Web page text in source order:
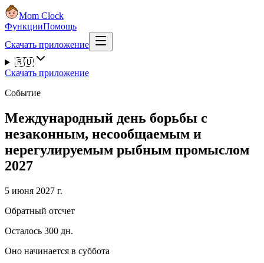
Mom Clock
ФункцииПомощь
Скачать приложение
🇷🇺
Скачать приложение
Событие
Международный день борьбы с
незаконным, несообщаемым и
нерегулируемым рыбным промыслом
2027
5 июня 2027 г.
Обратный отсчет
Осталось 300 дн.
Оно начинается в суббота